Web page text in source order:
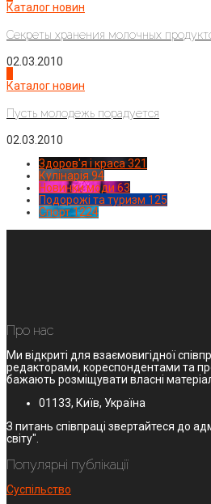
Каталог новин
Секреты хранения молочных
02.03.2010
Каталог новин
Пусть молодежь порадуется
02.03.2010
Здоров'я і краса321
Кулінарія 94
Новинки моди 63
Подорожі та туризм 125
Спорт1224
Про нас
Ми відкриті для взаємовигідної
редакторами, кореспондентами та
бажають розміщувати власні
01133, Київ, Україна
З питань співпраці звертайтеся до
світу".
Популярні публікації
Суспільство